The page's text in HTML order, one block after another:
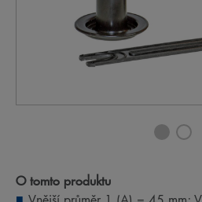
O tomto produktu